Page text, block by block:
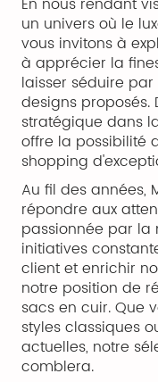
un univers où le
vous invitons à
à apprécier la
laisser séduire
designs
stratégique dans
offre la possibilité
shopping
Au fil des années,
répondre aux
passionnée par la
initiatives
client et enrichir
notre position de
sacs en cuir. Que
styles classiques
actuelles, notre
comblera.